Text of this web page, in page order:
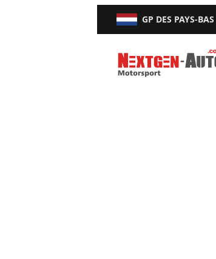
GP DES PAYS-BAS
Nextgen-Auto.com